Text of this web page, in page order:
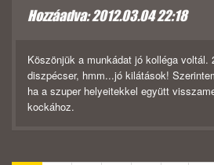
Hozzáadva: 2012.03.04 22:18
Köszönjük a munkádat jó kolléga voltál.
diszpécser, hmm...jó kilátások!
ha a szuper helyeitekkel együtt
kockához.